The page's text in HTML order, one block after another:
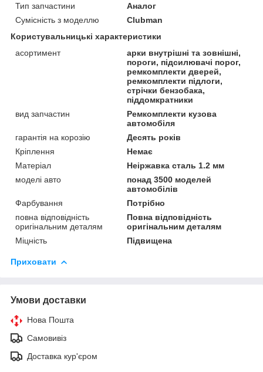
Тип запчастини
Аналог
Сумісність з моделлю
Clubman
Користувальницькі характеристики
асортимент
арки внутрішні та зовнішні,
пороги, підсилювачі порог,
ремкомплекти дверей,
ремкомплекти підлоги,
стрічки бензобака,
піддомкратники
вид запчастин
Ремкомплекти кузова
автомобіля
гарантія на корозію
Десять років
Кріплення
Немає
Матеріал
Неіржавка сталь 1.2 мм
моделі авто
понад 3500 моделей
автомобілів
Фарбування
Потрібно
повна відповідність
оригінальним деталям
Повна відповідність
оригінальним деталям
Міцність
Підвищена
Приховати
Умови доставки
Нова Пошта
Самовивіз
Доставка кур'єром